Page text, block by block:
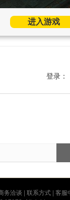
进入游戏
登录：
务洽谈 | 联系方式| 客服